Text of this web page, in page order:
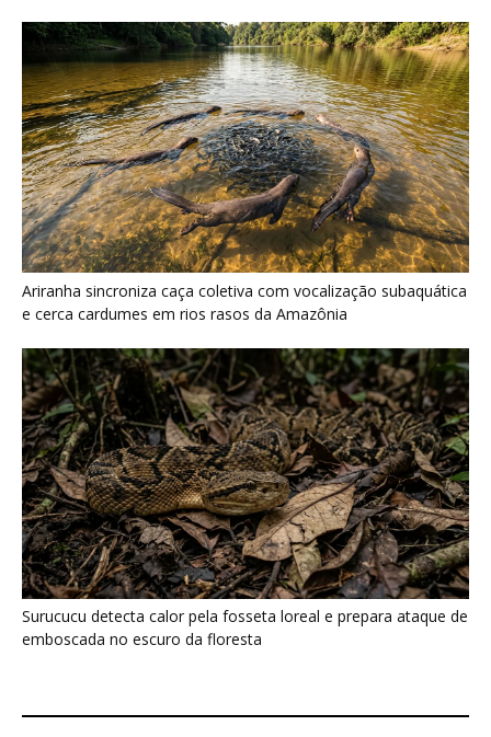
Ariranha sincroniza caça coletiva com vocalização subaquática
e cerca cardumes em rios rasos da Amazônia
Surucucu detecta calor pela fosseta loreal e prepara ataque de
emboscada no escuro da floresta